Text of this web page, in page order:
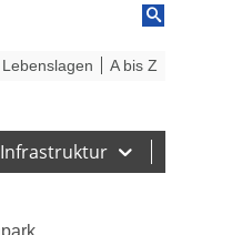
Infrastruktur
Lebenslagen A bis Z